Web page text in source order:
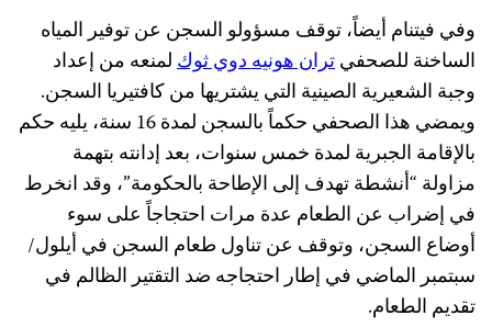
وفي فيتنام أيضاً، توقف مسؤولو السجن عن توفير المياه
الساخنة للصحفيتران هونيه دوي ثوكلمنعه من إعداد
وجبة الشعيرية الصينية التي يشتريها من كافتيريا السجن.
ويمضي هذا الصحفي حكماً بالسجن لمدة 16 سنة، يليه حكم
بالإقامة الجبرية لمدة خمس سنوات، بعد إدانته بتهمة
مزاولة “أنشطة تهدف إلى الإطاحة بالحكومة”، وقد انخرط
في إضراب عن الطعام عدة مرات احتجاجاً على سوء
أوضاع السجن، وتوقف عن تناول طعام السجن في أيلول/
سبتمبر الماضي في إطار احتجاجه ضد التقتير الظالم في
تقديم الطعام.